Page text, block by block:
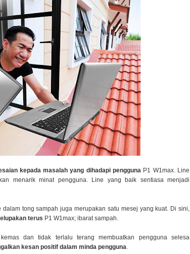
kepada masalah yang dihadapi pengguna P1 W1max. Line
menarik minat pengguna. Line yang baik sentiasa menjadi
tong sampah juga merupakan satu mesej yang kuat. Di sini,
terus P1 W1max; ibarat sampah.
dan tidak terlalu terang membuatkan pengguna selesa
kesan positif dalam minda pengguna.